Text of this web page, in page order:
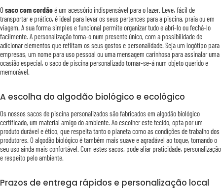
O saco com cordãoé um acessório indispensável para o lazer. Leve, fácil de
transportar e prático, é ideal para levar os seus pertences para a piscina, praia ou em
viagem. A sua forma simples e funcional permite organizar tudo e abri-lo ou fechá-lo
facilmente. A personalização torna-o num presente único, com a possibilidade de
adicionar elementos que reflitam os seus gostos e personalidade. Seja um logótipo para
empresas, um nome para uso pessoal ou uma mensagem carinhosa para assinalar uma
ocasião especial, o saco de piscina personalizado tornar-se-á num objeto querido e
memorável.
A escolha do algodão biológico e ecológico
Os nossos sacos de piscina personalizados são fabricados em algodão biológico
certificado, um material amigo do ambiente. Ao escolher este tecido, opta por um
produto durável e ético, que respeita tanto o planeta como as condições de trabalho dos
produtores. O algodão biológico é também mais suave e agradável ao toque, tornando o
seu uso ainda mais confortável. Com estes sacos, pode aliar praticidade, personalização
e respeito pelo ambiente.
Prazos de entrega rápidos e personalização local